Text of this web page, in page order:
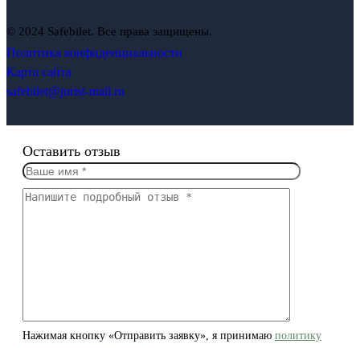
© 2024 Safebilet. Все права защищены.
Политика конфиденциальности
Карта сайта
safebilet@jurist-mail.ru
Оставить отзыв
Нажимая кнопку «Отправить заявку», я принимаю политику